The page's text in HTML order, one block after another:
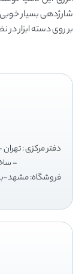
شارژدهی بسیار
بر روی دسته ابزار
دفتر مرکزی :
- ساختمان ٤٠
فروشگاه: مشهد-